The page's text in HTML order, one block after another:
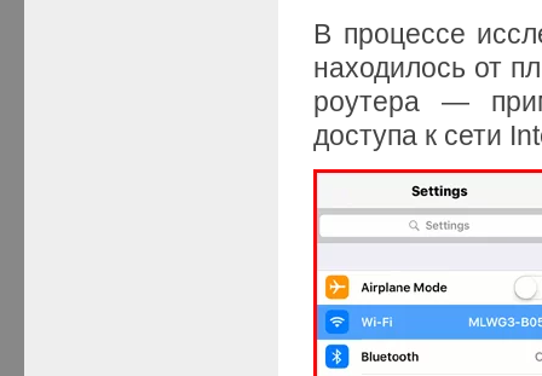
В процессе
находилось от
роутера —
доступа к сети